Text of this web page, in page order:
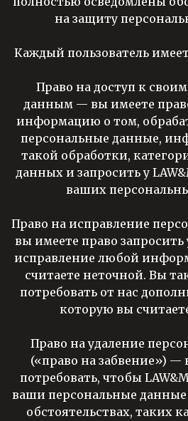
на защиту
Каждый пользователь
Право на доступ к
данным— вы имеете
информацию о том,
персональные данные,
такой обработки,
данных и запросить у
ваших
Право на исправление
вы имеете право запросить
исправление любой
считаете неточной. Вы
потребовать от нас
которую вы
Право на удаление
(«право на забвение») —
потребовать, чтобы
ваши персональные
обстоятельствах, таких